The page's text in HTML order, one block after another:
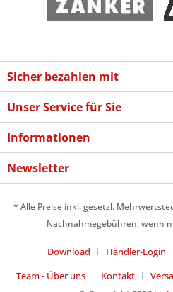
Sicher bezahlen mit
Unser Service für Sie
Informationen
Newsletter
* Alle Preise inkl. gesetzl.
Nachnahmegebühren, wenn
Download Händler-Login
Team - Über uns
Kontakt